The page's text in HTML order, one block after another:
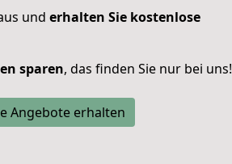
und erhalten Sie kostenlose
sparen, das finden Sie nur bei uns!
Angebote erhalten